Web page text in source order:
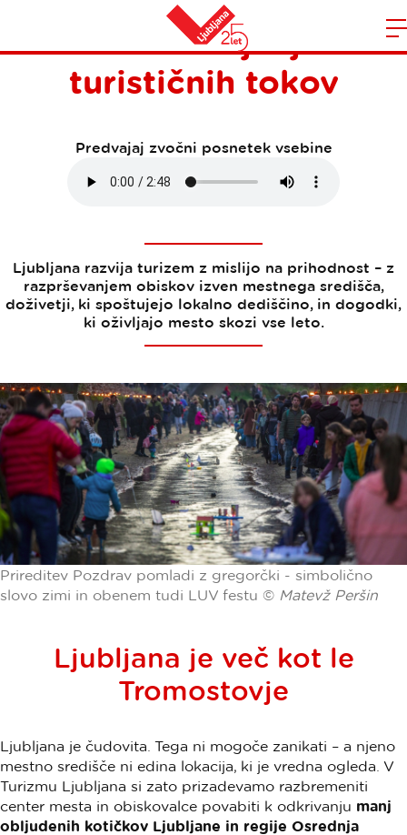
Domov
Preusmerjanje
turističnih tokov
Predvajaj zvočni posnetek vsebine
Ljubljana razvija turizem z mislijo na prihodnost – z
razprševanjem obiskov izven mestnega središča,
doživetji, ki spoštujejo lokalno dediščino, in dogodki,
ki oživljajo mesto skozi vse leto.
Prireditev Pozdrav pomladi z gregorčki - simbolično
slovo zimi in obenem tudi LUV festu © Matevž Peršin
Ljubljana je več kot le
Tromostovje
Ljubljana je čudovita. Tega ni mogoče zanikati – a njeno
mestno središče ni edina lokacija, ki je vredna ogleda. V
Turizmu Ljubljana si zato prizadevamo razbremeniti
center mesta in obiskovalce povabiti k odkrivanju manj
obljudenih kotičkov Ljubljane in regije Osrednja